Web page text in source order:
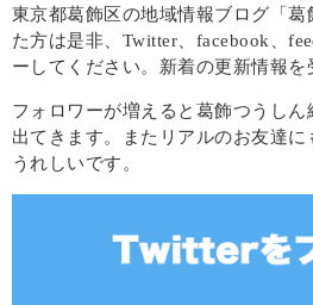
東京都葛飾区の地域情報ブログ「葛
た方は是非、Twitter、facebook、
ーしてください。新着の更新情報を
フォロワーが増えると葛飾つうし
出てきます。またリアルのお友達
うれしいです。